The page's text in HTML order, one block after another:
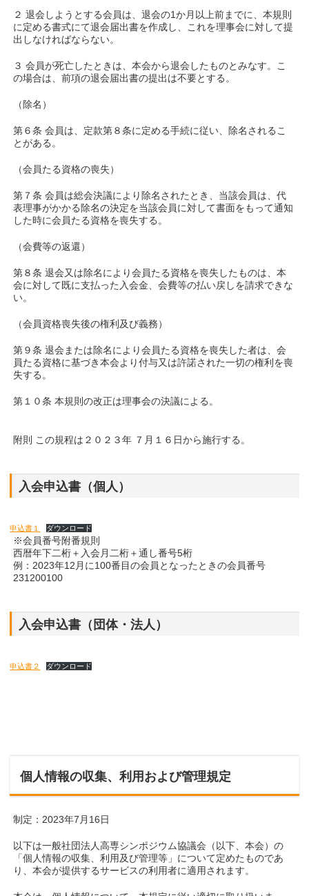
２ 退会しようとする会員は、退会の1か月以上前までに、本規則
に定める書式にて退会届出書を作成し、これを理事会に対して提
出しなければならない。
３ 会員が死亡したときは、本会から退会したものとみなす。こ
の場合は、前項の退会届出書の提出は不要とする。
（除名）
第６条 会員は、定款第８条に定める手続に従い、除名されるこ
とがある。
（会員たる資格の喪失）
第７条 会員は総会決議により除名されたとき、当該会員は、代
表理事がかかる除名の決定を当該会員に対して書面をもって通知
した時に会員たる資格を喪失する。
（会費等の返還）
第８条 退会又は除名により会員たる資格を喪失したものは、本
会に対して既に支払った入会金、会費等の払い戻しを請求できな
い。
（会員資格喪失後の権利及び義務）
第９条 退会または除名により会員たる資格を喪失した者は、会
員たる資格に基づき本会より付与又は許諾された一切の権利を喪
失する。
第１０条 本規則の改正は理事会の決議による。
附則 この規程は２０２３年 ７月１６日から施行する。
入会申込書（個人）
申込書１ ダウンロード
※会員番号附番規則
西暦年下二桁＋入会月二桁＋通し番号5桁
例：2023年12月に100番目の会員となったときの会員番号
231200100
入会申込書（団体・法人）
申込書２ ダウンロード
個人情報の収集、利用および管理規定
制定：2023年7月16日
以下は一般社団法人高専シンポジウム協議会（以下、本会）の
「個人情報の収集、利用及び管理等」について定めたものであ
り、本会が提供するサービスの利用者に適用されます。